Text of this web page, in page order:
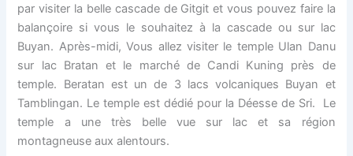
par visiter la belle cascade de Gitgit et vous pouvez faire la
balançoire si vous le souhaitez à la cascade ou sur lac
Buyan. Après-midi, Vous allez visiter le temple Ulan Danu
sur lac Bratan et le marché de Candi Kuning près de
temple. Beratan est un de 3 lacs volcaniques Buyan et
Tamblingan. Le temple est dédié pour la Déesse de Sri. Le
temple a une très belle vue sur lac et sa région
montagneuse aux alentours.